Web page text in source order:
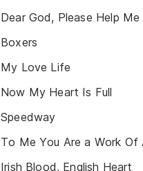
Dear God, Please Help Me
Boxers
My Love Life
Now My Heart Is Full
Speedway
To Me You Are a Work Of
Irish Blood, English Heart